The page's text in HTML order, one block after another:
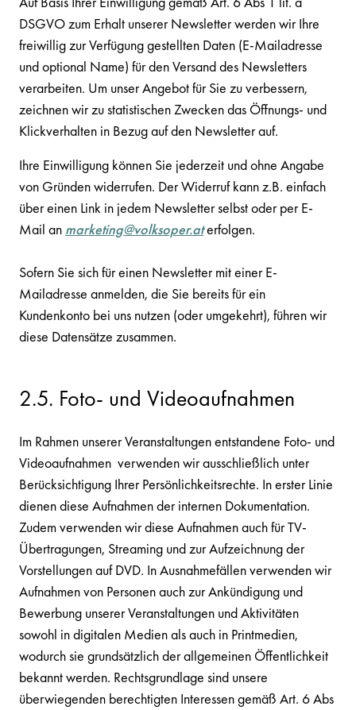
DSGVO zum Erhalt unserer Newsletter werden wir Ihre
freiwillig zur Verfügung gestellten Daten (E-Mailadresse
und optional Name) für den Versand des Newsletters
verarbeiten. Um unser Angebot für Sie zu verbessern,
zeichnen wir zu statistischen Zwecken das Öffnungs- und
Klickverhalten in Bezug auf den Newsletter auf.
Ihre Einwilligung können Sie jederzeit und ohne Angabe
von Gründen widerrufen. Der Widerruf kann z.B. einfach
über einen Link in jedem Newsletter selbst oder per E-
Mail an marketing@volksoper.aterfolgen.
Sofern Sie sich für einen Newsletter mit einer E-
Mailadresse anmelden, die Sie bereits für ein
Kundenkonto bei uns nutzen (oder umgekehrt), führen wir
diese Datensätze zusammen.
2.5. Foto- und Videoaufnahmen
Im Rahmen unserer Veranstaltungen entstandene Foto- und
Videoaufnahmen verwenden wir ausschließlich unter
Berücksichtigung Ihrer Persönlichkeitsrechte. In erster Linie
dienen diese Aufnahmen der internen Dokumentation.
Zudem verwenden wir diese Aufnahmen auch für TV-
Übertragungen, Streaming und zur Aufzeichnung der
Vorstellungen auf DVD. In Ausnahmefällen verwenden wir
Aufnahmen von Personen auch zur Ankündigung und
Bewerbung unserer Veranstaltungen und Aktivitäten
sowohl in digitalen Medien als auch in Printmedien,
wodurch sie grundsätzlich der allgemeinen Öffentlichkeit
bekannt werden. Rechtsgrundlage sind unsere
überwiegenden berechtigten Interessen gemäß Art. 6 Abs